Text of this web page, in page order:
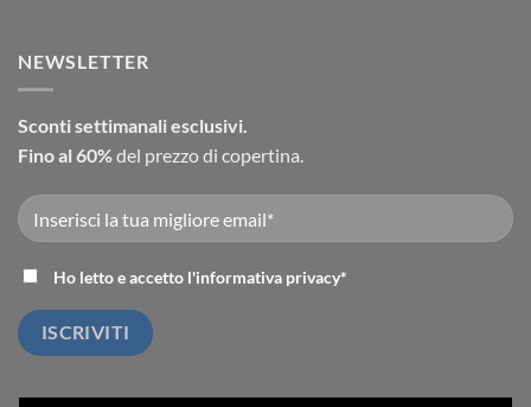
NEWSLETTER
Sconti settimanali esclusivi.
Fino al 60%del prezzo di copertina.
Ho letto e accetto l'informativa privacy*